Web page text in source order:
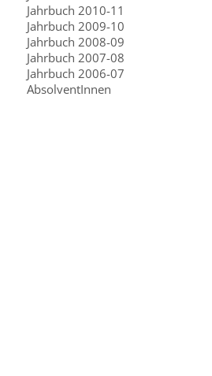
Jahrbuch 2010-11
Jahrbuch 2009-10
Jahrbuch 2008-09
Jahrbuch 2007-08
Jahrbuch 2006-07
AbsolventInnen